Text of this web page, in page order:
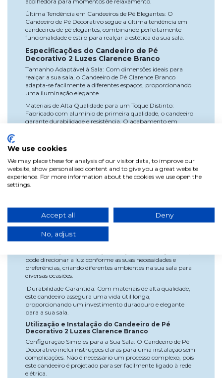
Última Tendência em Candeeiros de Pé Elegantes: O
Candeeiro de Pé Decorativo segue a última tendência em
candeeiros de pé elegantes, combinando perfeitamente
funcionalidade e estilo para realçar a estética da sua sala.
Especificações do Candeeiro de Pé
Decorativo 2 Luzes Clarence Branco
Tamanho Adaptável à Sala: Com dimensões ideais para
realçar a sua sala, o Candeeiro de Pé Clarence Branco
adapta-se facilmente a diferentes espaços, proporcionando
uma iluminação elegante.
Materiais de Alta Qualidade para um Toque Distinto:
Fabricado com alumínio de primeira qualidade, o candeeiro
garante durabilidade e resistência. O acabamento em
sala.
Opções de Cor Versáteis: Disponível numa combinação
única de branco e prateado, este candeeiro torna-se um
elemento versátil que se ajusta à paleta de cores da sua sala,
proporcionando uma iluminação atrativa e elegante.
Estilo Versátil para a Sala: O Candeeiro Clarence Branco não
oferece apenas uma iluminação funcional, mas também
atua como uma peça decorativa versátil que complementa
diferentes estilos na sua sala.
pode direcionar a luz conforme as suas necessidades e
preferências, criando diferentes ambientes na sua sala para
diversas ocasiões.
Durabilidade Garantida: Com materiais de alta qualidade,
este candeeiro assegura uma vida útil longa,
proporcionando um investimento duradouro e elegante
para a sua sala.
Utilização e Instalação do Candeeiro de Pé
Decorativo 2 Luzes Clarence Branco
Configuração Simples para a Sua Sala: O Candeeiro de Pé
Decorativo inclui instruções claras para uma instalação sem
complicações. Não é necessário um processo complexo, pois
este candeeiro é projetado para ser facilmente ligado à rede
elétrica.
We use cookies
We may place these for analysis of our visitor data, to improve our
website, show personalised content and to give you a great website
experience. For more information about the cookies we use open the
settings.
Accept all Deny
No, adjust